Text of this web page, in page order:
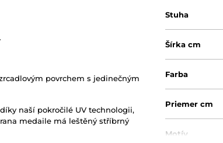
povrchem s jedinečným
naší pokročilé UV technologii,
medaile má leštěný stříbrný
Stuha
Šírka cm
Farba
Priemer cm
Motív